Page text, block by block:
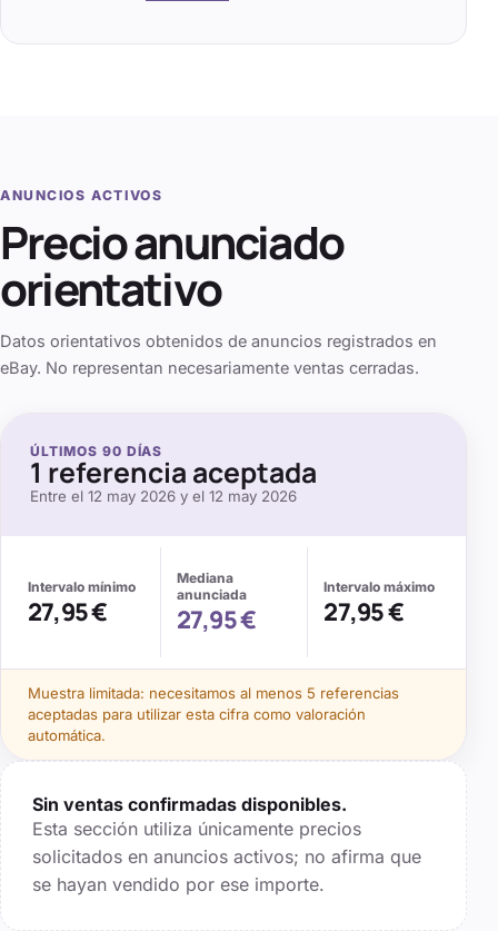
ANUNCIOS ACTIVOS
Precio anunciado
orientativo
Datos orientativos obtenidos de anuncios registrados en
eBay. No representan necesariamente ventas cerradas.
ÚLTIMOS 90 DÍAS
1 referencia aceptada
Entre el 12 may 2026 y el 12 may 2026
Intervalo mínimo
27,95 €
Mediana
anunciada
27,95 €
Intervalo máximo
27,95 €
Muestra limitada: necesitamos al menos 5 referencias
aceptadas para utilizar esta cifra como valoración
automática.
Sin ventas confirmadas disponibles.
Esta sección utiliza únicamente precios
solicitados en anuncios activos; no afirma que
se hayan vendido por ese importe.